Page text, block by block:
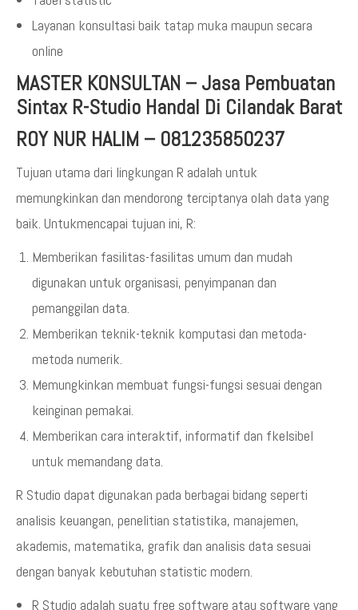
Layanan konsultasi baik tatap muka maupun secara
online
MASTER KONSULTAN – Jasa Pembuatan
Sintax R-Studio Handal Di Cilandak Barat
ROY NUR HALIM – 081235850237
Tujuan utama dari lingkungan R adalah untuk
memungkinkan dan mendorong terciptanya olah data yang
baik. Untukmencapai tujuan ini, R:
Memberikan fasilitas-fasilitas umum dan mudah
digunakan untuk organisasi, penyimpanan dan
pemanggilan data.
Memberikan teknik-teknik komputasi dan metoda-
metoda numerik.
Memungkinkan membuat fungsi-fungsi sesuai dengan
keinginan pemakai.
Memberikan cara interaktif, informatif dan fkelsibel
untuk memandang data.
R Studio dapat digunakan pada berbagai bidang seperti
analisis keuangan, penelitian statistika, manajemen,
akademis, matematika, grafik dan analisis data sesuai
dengan banyak kebutuhan statistic modern.
R Studio adalah suatu free software atau software yang